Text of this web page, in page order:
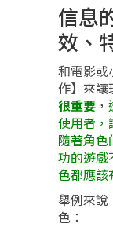
信息
效、
和電影或
作】來讓
很重要 ，
使用者，
隨著角
功的遊戲
色都應該
舉例來說
色：